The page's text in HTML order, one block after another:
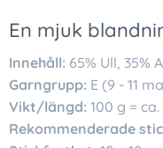
En mjuk
Innehåll: 65% Ull, 35%
Garngrupp: E (9 - 11
Vikt/längd: 100 g =
Rekommenderade